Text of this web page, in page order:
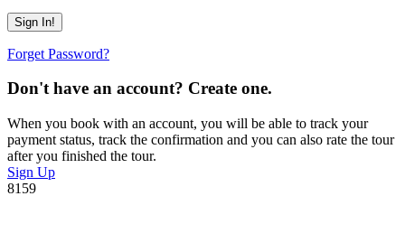
Forget Password?
Don't have an account? Create one.
When you book with an account, you will be able to track your
payment status, track the confirmation and you can also rate the tour
after you finished the tour.
Sign Up
8159